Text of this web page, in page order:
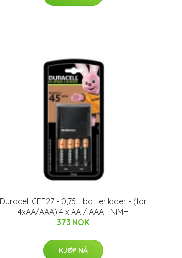
Duracell CEF27 - 0,75 t batterilader - (for
4xAA/AAA) 4 x AA / AAA - NiMH
373 NOK
KJØP NÅ